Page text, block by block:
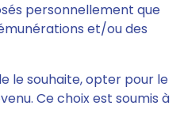
personnellement que
et/ou des
le souhaite, opter pour le
Ce choix est soumis à